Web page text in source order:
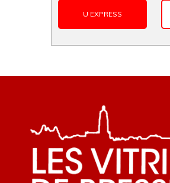
U EXPRESS